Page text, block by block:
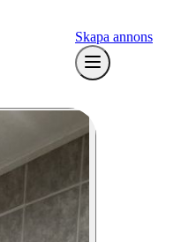
Skapa annons